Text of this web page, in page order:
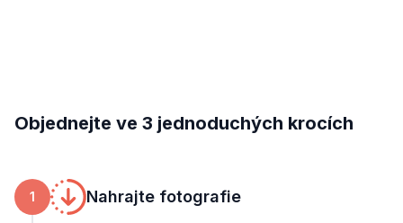
Objednejte ve 3 jednoduchých krocích
1 Nahrajte fotografie